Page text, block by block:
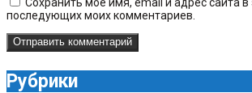
последующих моих комментариев.
Рубрики